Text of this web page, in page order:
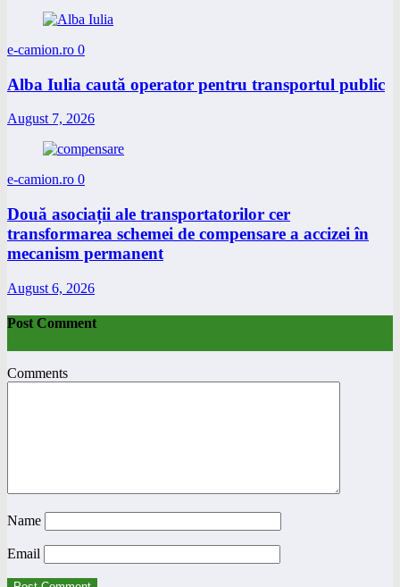
e-camion.ro 0
Alba Iulia caută operator pentru transportul public
August 7, 2026
e-camion.ro 0
Două asociații ale transportatorilor cer
transformarea schemei de compensare a accizei în
mecanism permanent
August 6, 2026
Post Comment
Comments
Name
Email